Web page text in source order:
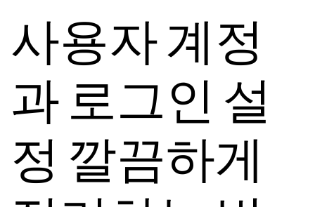
사용자 계정
과 로그인 설
정 깔끔하게